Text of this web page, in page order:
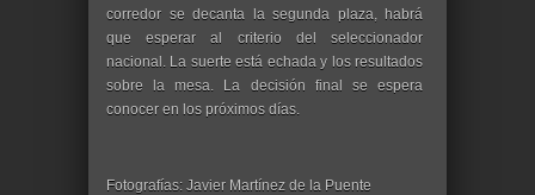
corredor se decanta la segunda plaza, habrá
que esperar al criterio del seleccionador
nacional. La suerte está echada y los resultados
sobre la mesa. La decisión final se espera
conocer en los próximos días.
Fotografías: Javier Martínez de la Puente